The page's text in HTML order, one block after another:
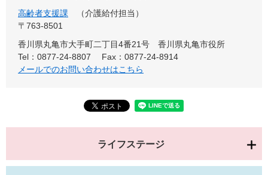
高齢者支援課
介護給付担当
〒763-8501
香川県丸亀市大手町二丁目4番21号 香川県丸亀市役所
Tel：0877-24-8807
Fax：0877-24-8914
メールでのお問い合わせはこちら
ライフステージ